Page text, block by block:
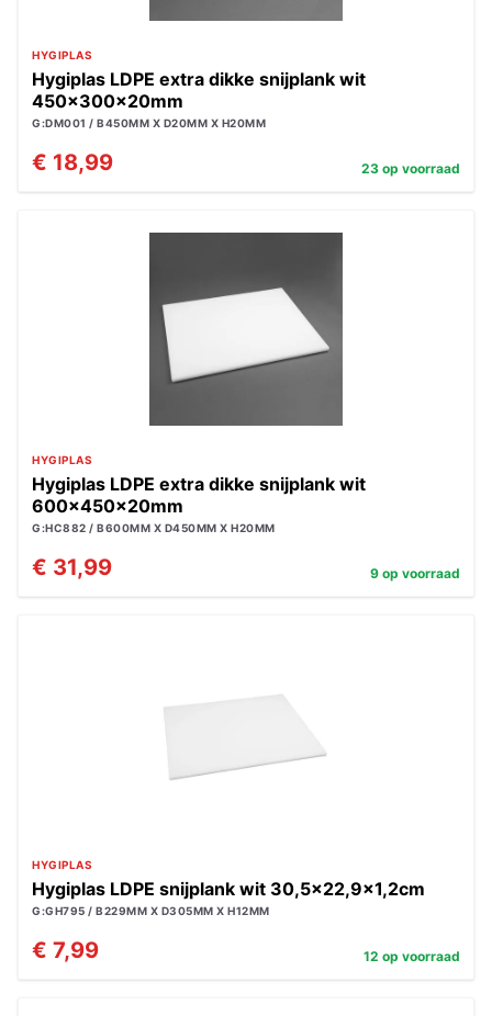
HYGIPLAS
Hygiplas LDPE extra dikke snijplank wit
450x300x20mm
G:DM001 / B450MM X D20MM X H20MM
€ 18,99 23 op voorraad
HYGIPLAS
Hygiplas LDPE extra dikke snijplank wit
600x450x20mm
G:HC882 / B600MM X D450MM X H20MM
€ 31,99 9 op voorraad
HYGIPLAS
Hygiplas LDPE snijplank wit 30,5x22,9x1,2cm
G:GH795 / B229MM X D305MM X H12MM
€ 7,99 12 op voorraad